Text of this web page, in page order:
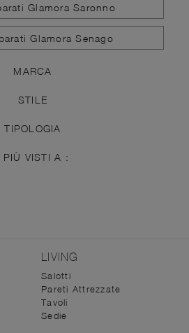
Glamora Saronno
Glamora Senago
MARCA
STILE
TIPOLOGIA
PIÙ VISTI A :
LIVING
Salotti
Pareti Attrezzate
Tavoli
Sedie